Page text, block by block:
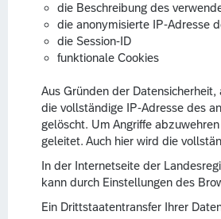
die Beschreibung des
die anonymisierte IP-Adresse
die Session-ID
funktionale Cookies
Aus Gründen der
die vollständige IP-Adresse des
gelöscht. Um Angriffe
geleitet. Auch hier wird die
In der Internetseite der
kann durch Einstellungen des
Ein Drittstaatentransfer Ihrer